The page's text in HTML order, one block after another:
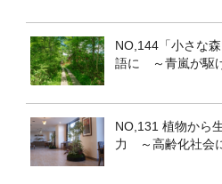
NO,144「小さな
語に ～青嵐が駆
NO,131 植物から
力 ～高齢化社会